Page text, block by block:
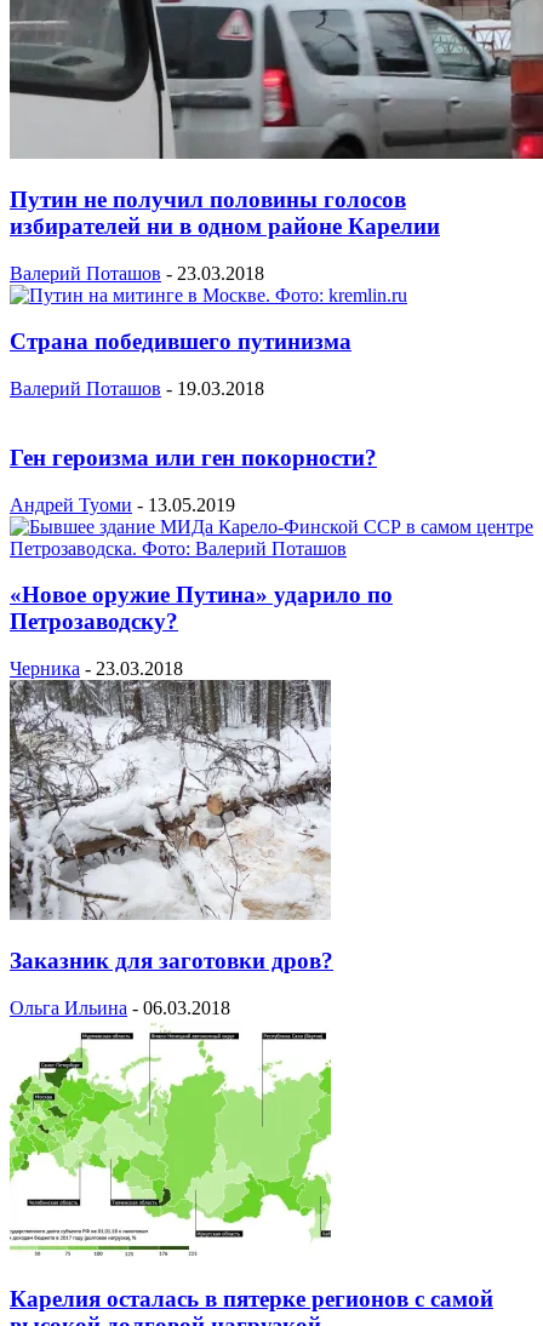
Путин не получил половины голосов
избирателей ни в одном районе Карелии
Валерий Поташов - 23.03.2018
Страна победившего путинизма
Валерий Поташов - 19.03.2018
Ген героизма или ген покорности?
Андрей Туоми - 13.05.2019
«Новое оружие Путина» ударило по
Петрозаводску?
Черника - 23.03.2018
Заказник для заготовки дров?
Ольга Ильина - 06.03.2018
Карелия осталась в пятерке регионов с самой